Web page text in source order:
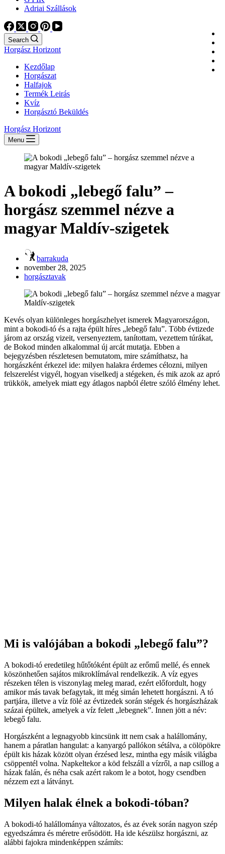
Adriai Szállások
Search
Horgász Horizont
Kezdőlap
Horgászat
Halfajok
Termék Leirás
Kvíz
Horgásztó Beküldés
Horgász Horizont
Menu
A bokodi „lebegő falu” –
horgász szemmel nézve a
magyar Maldív-szigetek
barrakuda
november 28, 2025
horgásztavak
Kevés olyan különleges horgászhelyet ismerek Magyarországon,
mint a bokodi-tó és a rajta épült híres „lebegő falu”. Több évtizede
járom az ország vizeit, versenyeztem, tanítottam, vezettem túrákat,
de Bokod minden alkalommal új arcát mutatja. Ebben a
bejegyzésben részletesen bemutatom, mire számíthatsz, ha
horgászként érkezel ide: milyen halakra érdemes célozni, milyen
felszerelést vigyél, hogyan viselkedj a stégeken, és mik azok az apró
trükkök, amelyek miatt egy átlagos napból életre szóló élmény lehet.
Mi is valójában a bokodi „lebegő falu”?
A bokodi-tó eredetileg hűtőtóként épült az erőmű mellé, és ennek
köszönhetően sajátos mikroklímával rendelkezik. A víz egyes
részeken télen is viszonylag meleg marad, ezért előfordult, hogy
amikor más tavak befagytak, itt még simán lehetett horgászni. A tó
partjára, illetve a víz fölé az évtizedek során stégek és horgászházak
százai épültek, amelyek a víz felett „lebegnek”. Innen jött a név:
lebegő falu.
Horgászként a legnagyobb kincsünk itt nem csak a halállomány,
hanem a páratlan hangulat: a kanyargó pallókon sétálva, a cölöpökre
épült kis házak között olyan érzésed lesz, mintha egy másik világba
csöppentél volna. Napkeltekor a köd felszáll a vízről, a nap csillog a
házak falán, és néha csak azért rakom le a botot, hogy csendben
nézzem ezt a látványt.
Milyen halak élnek a bokodi-tóban?
A bokodi-tó halállománya változatos, és az évek során nagyon szép
egyedszámra és méretre erősödött. Ha ide készülsz horgászni, az
alábbi fajokra mindenképpen számíts: